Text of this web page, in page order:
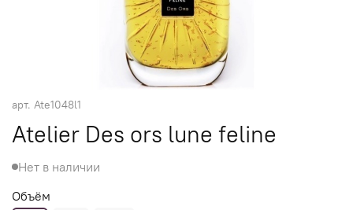
арт. Ate1048l1
Atelier Des ors lune feline
Нет в наличии
Объём